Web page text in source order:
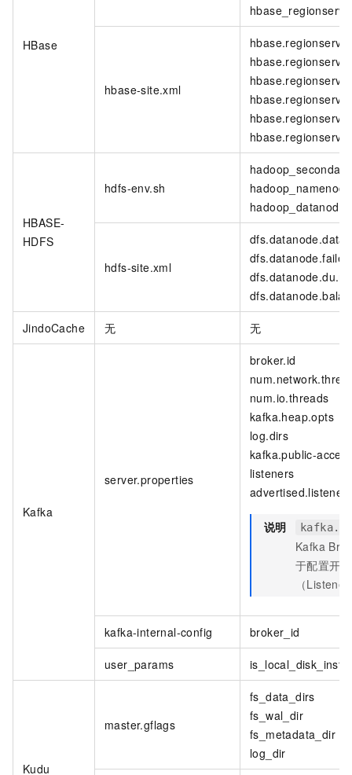
HBase
hbase-site.xml
HBASE-
HDFS
hdfs-env.sh
hdfs-site.xml
JindoCache 无 无
Kafka
server.properties
broker.id
num.io.threads
kafka.heap.opts
log.dirs
kafka.public-
listeners
advertised.listeners
说明
Kafka
于配置开
（
kafka-internal-config broker_id
user_params
Kudu
master.gflags
fs_data_dirs
fs_wal_dir
fs_metadata_dir
log_dir